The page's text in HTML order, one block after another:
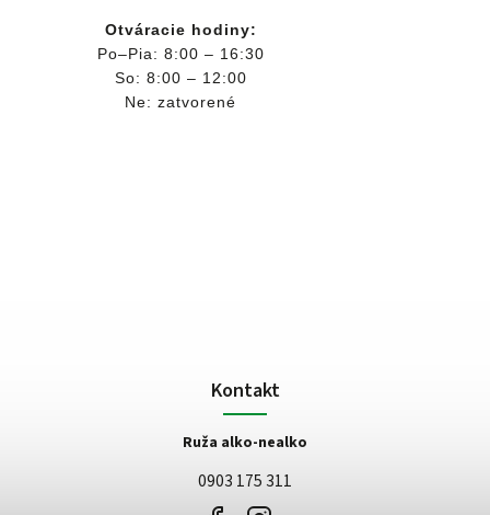
Otváracie hodiny:
Po–Pia: 8:00 – 16:30
So: 8:00 – 12:00
Ne: zatvorené
Kontakt
Ruža alko-nealko
0903 175 311